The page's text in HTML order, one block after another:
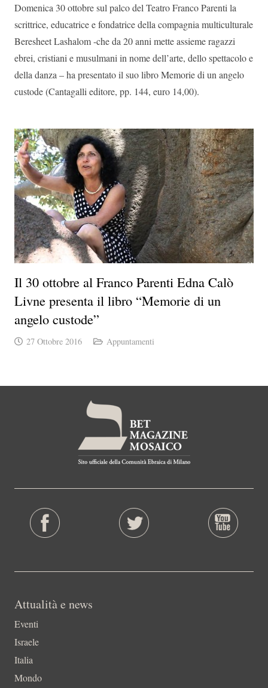
Domenica 30 ottobre sul palco del Teatro Franco Parenti la
scrittrice, educatrice e fondatrice della compagnia multiculturale
Beresheet Lashalom -che da 20 anni mette assieme ragazzi
ebrei, cristiani e musulmani in nome dell’arte, dello spettacolo e
della danza – ha presentato il suo libro Memorie di un angelo
custode (Cantagalli editore, pp. 144, euro 14,00).
Il 30 ottobre al Franco Parenti Edna Calò
Livne presenta il libro “Memorie di un
angelo custode”
27 Ottobre 2016 Appuntamenti
Attualità e news
Eventi
Israele
Italia
Mondo